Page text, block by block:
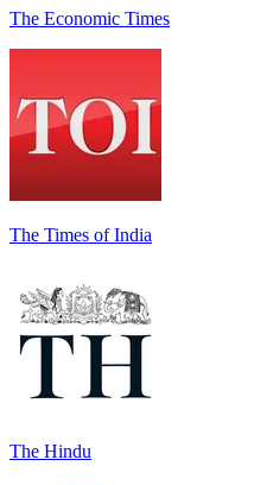
The Economic Times
The Times of India
The Hindu